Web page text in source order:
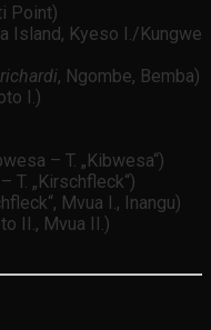
Point)
Island, Kyeso I./Kungwe
, Ngombe, Bemba)
I.)
– T. „Kibwesa“)
T. „Kirschfleck“)
Mvua I., Inangu)
II., Mvua II.)